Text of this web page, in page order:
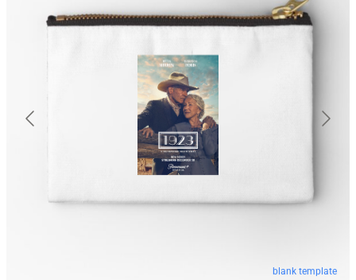
blank template